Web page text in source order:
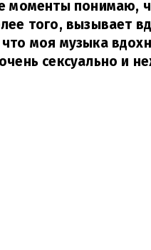
моменты понимаю,
того, вызывает
моя музыка
сексуально и